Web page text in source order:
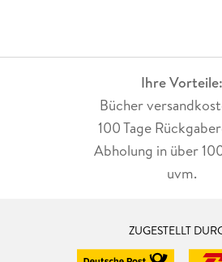
Ihre Vorteile:
Bücher
100 Tage
Abholung in über
uvm.
ZUGESTELLT